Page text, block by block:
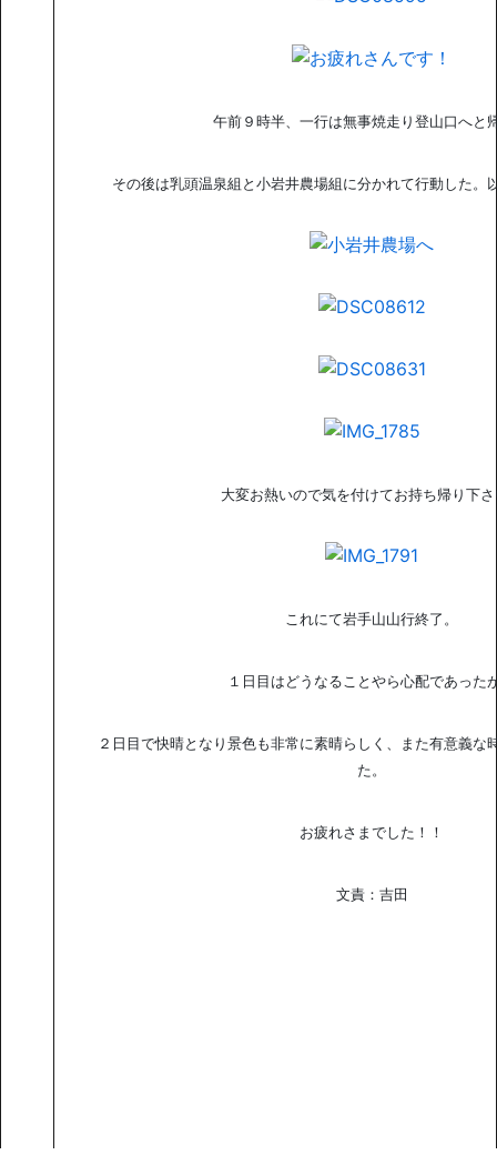
午前９時半、一行は無事焼走り登山口へと
その後は乳頭温泉組と小岩井農場組に分かれて行動した。
大変お熱いので気を付けてお持ち帰り下
これにて岩手山山行終了。
１日目はどうなることやら心配であった
２日目で快晴となり景色も非常に素晴らしく、また有意義な
た。
お疲れさまでした！！
文責：吉田